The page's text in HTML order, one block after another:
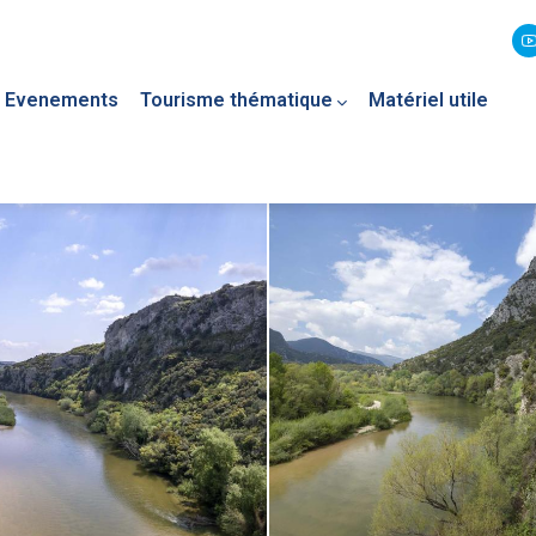
Evenements Tourisme thématique Matériel utile